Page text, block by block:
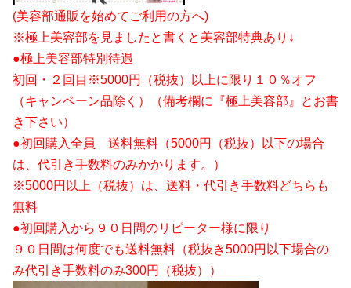
(美容部通販を始めてご利用の方へ)
※極上美容部を見ましたと書くと美容部特典あり ↓
●極上美容部特別待遇
初回・２回目※5000円（税抜）以上に限り１０％オフ
（キャンペーン品除く）（備考欄に『極上美容部』とお書
き下さい）
●初回購入全員 送料無料（5000円（税抜）以下の場合
は、代引き手数料のみかかります。）
※5000円以上（税抜）は、送料・代引き手数料どちらも
無料
●初回購入から９０日間のリピーター様に限り
９０日間は何度でも送料無料（税抜き5000円以下場合の
み代引き手数料のみ300円（税抜））